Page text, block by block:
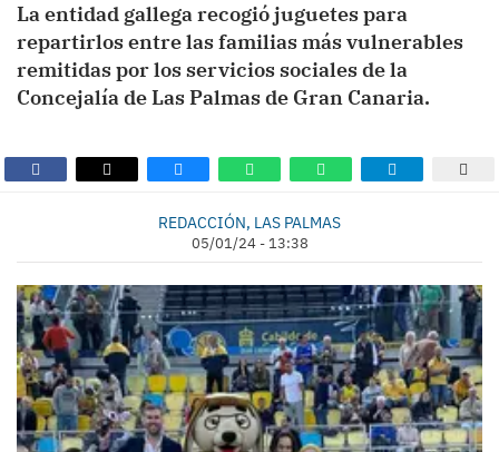
La entidad gallega recogió juguetes para
repartirlos entre las familias más vulnerables
remitidas por los servicios sociales de la
Concejalía de Las Palmas de Gran Canaria.
REDACCIÓN, LAS PALMAS
05/01/24 - 13:38